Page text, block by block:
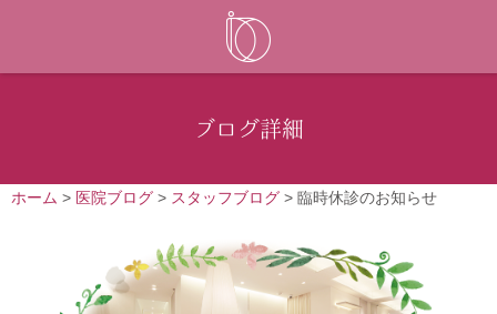
ブログ詳細
ホーム > 医院ブログ > スタッフブログ > 臨時休診のお知らせ